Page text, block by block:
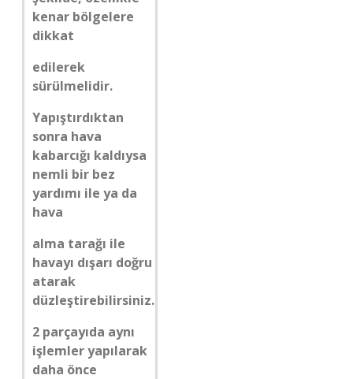
kenar bölgelere
dikkat
edilerek
sürülmelidir.
Yapıştırdıktan
sonra hava
kabarcığı kaldıysa
nemli bir bez
yardımı ile ya da
hava
alma tarağı ile
havayı dışarı doğru
atarak
düzleştirebilirsiniz.
2 parçayıda aynı
işlemler yapılarak
daha önce